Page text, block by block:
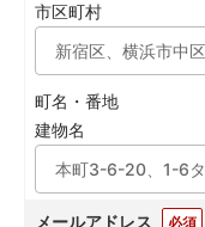
市区町村
町名・番地
建物名
メールアドレス 必須